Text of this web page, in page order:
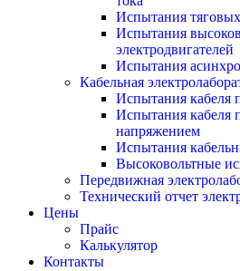
Испытания
Испытания
электродвигателей
Испытания
Кабельная
Испытания кабеля
Испытания
напряжением
Испытания
Высоковольтные
Передвижная
Технический отчет
Цены
Прайс
Калькулятор
Контакты